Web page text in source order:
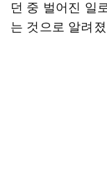
던 중 벌어진 일
는 것으로 알려